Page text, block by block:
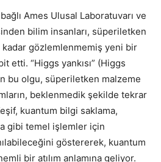
Ames Ulusal Laboratuvarı ve
bilim insanları, süperiletken
gözlemlenmemiş yeni bir
etti. “Higgs yankısı” (Higgs
bu olgu, süperiletken malzeme
beklenmedik şekilde tekrar
kuantum bilgi saklama,
gibi temel işlemler için
göstererek, kuantum
bir atılım anlamına geliyor.